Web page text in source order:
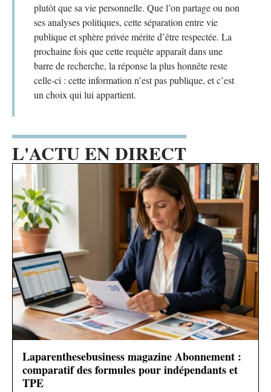
plutôt que sa vie personnelle. Que l’on partage ou non
ses analyses politiques, cette séparation entre vie
publique et sphère privée mérite d’être respectée. La
prochaine fois que cette requête apparaît dans une
barre de recherche, la réponse la plus honnête reste
celle-ci : cette information n’est pas publique, et c’est
un choix qui lui appartient.
L'ACTU EN DIRECT
Laparenthesebusiness magazine Abonnement :
comparatif des formules pour indépendants et
TPE